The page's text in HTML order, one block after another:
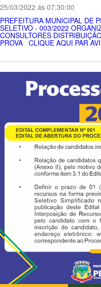
25/03/2022 ás 07:30:00
PREFEITURA MUNICIPAL DE
SELETIVO - 003/2022
CONSULTORES
PROVA CLIQUE AQUI PAR